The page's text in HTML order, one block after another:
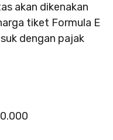
akan dikenakan
tiket Formula E
dengan pajak